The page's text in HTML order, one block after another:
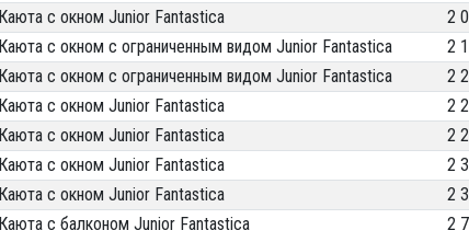
Каюта с окном Junior Fantastica 2
Каюта с окном с ограниченным видом Junior Fantastica 2
Каюта с окном с ограниченным видом Junior Fantastica 2
Каюта с окном Junior Fantastica 2
Каюта с окном Junior Fantastica 2
Каюта с окном Junior Fantastica 2
Каюта с окном Junior Fantastica 2
Каюта с балконом Junior Fantastica 2